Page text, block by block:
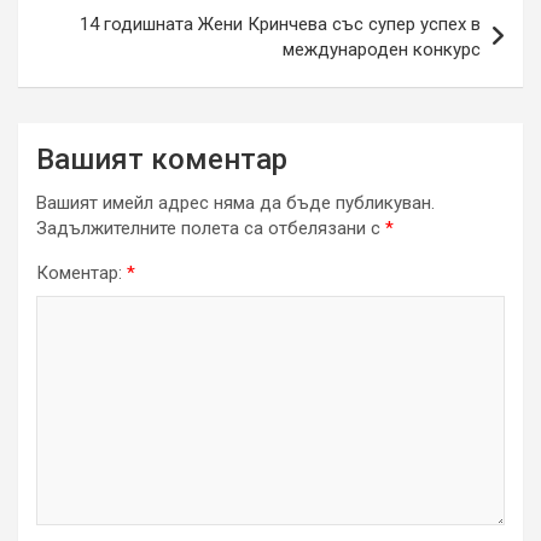
14 годишната Жени Кринчева със супер успех в
международен конкурс
Вашият коментар
Вашият имейл адрес няма да бъде публикуван.
Задължителните полета са отбелязани с *
Коментар: *